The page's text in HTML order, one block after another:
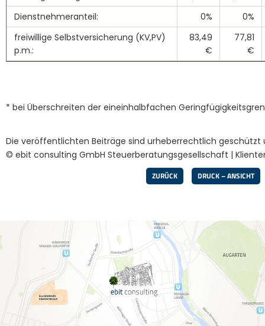
Dienstnehmeranteil:
0%
0%
freiwillige Selbstversicherung (KV,PV)
p.m.:
83,49
€
77,81
€
* bei Überschreiten der eineinhalbfachen
Die veröffentlichten Beiträge sind urheberrechtlich geschützt
© ebit consulting GmbH Steuerberatungsgesellschaft |
ZURÜCK DRUCK – ANSICHT